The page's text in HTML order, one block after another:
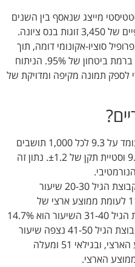
מייצג שנאסף בין השנים
2020-2024, הכולל נתונים דמוגרפיים של 3,450 זוגות בנס ציונה.
ערים בעלות פרופיל סוציו-אקונומי דומה, תוך
שימוש במדדי מובהקות סטטיסטית ברמת ביטחון של 95%. הניתוח
לספק תמונה מקיפה ומדויקת של
שיעור הגירושין הכללי בנס ציונה עומד על 9.3 לכל 1,000 תושבים
נשואים, לעומת ממוצע ארצי של 9.7 וסטיית תקן של ±1.2. נתון זה
בפילוח לפי קבוצות גיל, נמצא כי בקבוצת הגיל 20-30 שיעור
הגירושין בנס ציונה עומד על 11.2% לעומת ממוצע ארצי של
12.8%, פער של כ-12.5%. בקבוצת הגיל 31-40 השיעור הוא 14.7%
לעומת 15.3% בממוצע הארצי. בקבוצת הגיל 41-50 נצפה שיעור
של 10.9% לעומת 10.6% בממוצע הארצי, ובגילאי 51 ומעלה